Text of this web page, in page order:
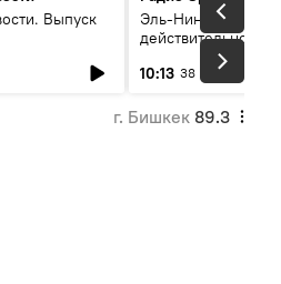
Выпуск
Эль-Ниньо, жара и
действительно
погоду в
10:13 38 мин
г. Бишкек 89.3